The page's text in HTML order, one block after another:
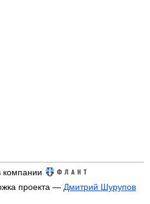
компании
проекта — Дмитрий Шурупов